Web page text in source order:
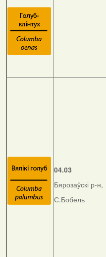
04.03
Бярозаўскі р-н,
С.Бобель